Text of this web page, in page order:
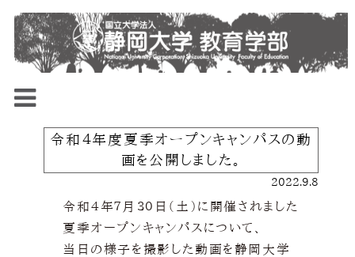
令和４年度夏季オープンキャンパスの動
画を公開しました。
2022.9.8
令和４年７月３０日（土）に開催されました
夏季オープンキャンパスについて、
当日の様子を撮影した動画を静岡大学